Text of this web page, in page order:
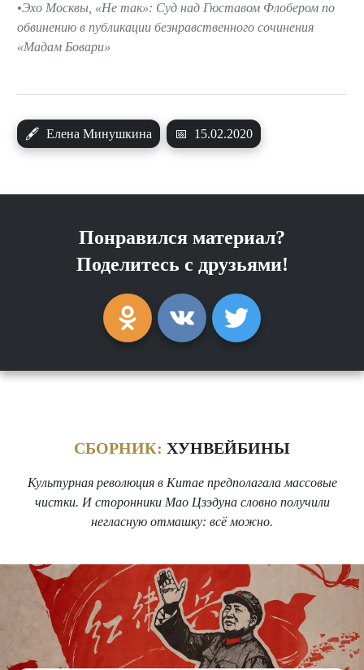
🖋 Елена Минушкина 📅 15.02.2020
Эхо Москвы, «Не так»: Суд над Гюставом Флобером по
обвинению в публикации безнравственного сочинения
«Мадам Бовари»
Понравился материал?
Поделитесь с друзьями!
СБОРНИК: ХУНВЕЙБИНЫ
Культурная революция в Китае предполагала массовые
чистки. И сторонники Мао Цзэдуна словно получили
негласную отмашку: всё можно.